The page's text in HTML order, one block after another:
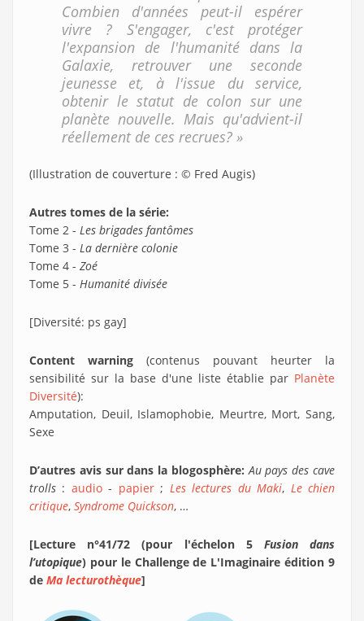
Combien d'années peut-il espérer
vivre ? S'engager, c'est protéger
l'expansion de l'humanité dans la
Galaxie, retrouver une seconde
jeunesse et, à l'issue du service,
obtenir le statut de colon sur une
planète nouvelle. Mais qu'advient-il
réellement de ces recrues? »
(Illustration de couverture : © Fred Augis)
Autres tomes de la série:
Tome 2 - Les brigades fantômes
Tome 3 - La dernière colonie
Tome 4 - Zoé
Tome 5 - Humanité divisée
[Diversité: ps gay]
Content warning (contenus pouvant heurter la
sensibilité sur la base d'une liste établie par Planète
Diversité):
Amputation, Deuil, Islamophobie, Meurtre, Mort, Sang,
Sexe
D’autres avis sur dans la blogosphère: Au pays des cave
trolls : audio- papier; Les lectures du Maki, Le chien
critique, Syndrome Quickson, …
[Lecture n°41/72 (pour l'échelon 5 Fusion dans
l’utopique) pour le Challenge de L'Imaginaire édition 9
de Ma lecturothèque]